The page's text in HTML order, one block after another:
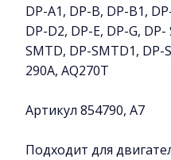
DP-A1, DP-B, DP-B1,
DP-D2, DP-E, DP-G,
SMTD, DP-SMTD1, DP-
290A, AQ270T
Артикул 854790, A7
Подходит для